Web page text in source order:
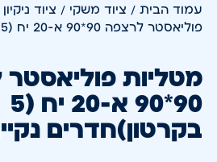
עמוד הבית / ציוד משקי / ציוד
פוליאסטר לרצפה 90*90 א-20 יח (5 בקרטון)חדרים נקיים
מטליות
90*90 א-20 יח (5
בקרטון)חדרים